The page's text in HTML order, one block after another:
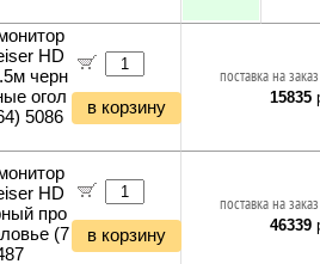
HD
черн
огол
5086
в корзину
поставка на
15835
HD
про
(7
в корзину
поставка на
46339